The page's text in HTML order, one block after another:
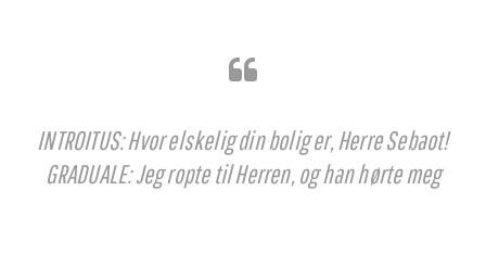
INTROITUS: Hvor elskelig din bolig er, Herre Sebaot!
GRADUALE: Jeg ropte til Herren, og han hørte meg